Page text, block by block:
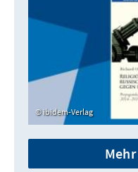
ibidem-Verlag